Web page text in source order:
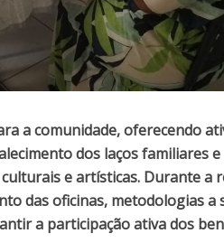
a comunidade, oferecendo
dos laços familiares e
e artísticas. Durante a
das oficinas, metodologias a
a participação ativa dos